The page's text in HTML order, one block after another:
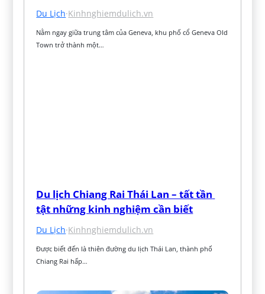
Du Lịch·Kinhnghiemdulich.vn
Nằm ngay giữa trung tâm của Geneva, khu phố cổ Geneva Old
Town trở thành một…
Du lịch Chiang Rai Thái Lan – tất tần
tật những kinh nghiệm cần biết
Du Lịch·Kinhnghiemdulich.vn
Được biết đến là thiên đường du lịch Thái Lan, thành phố
Chiang Rai hấp…